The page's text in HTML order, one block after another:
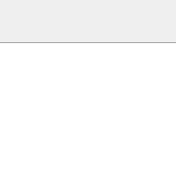
Menü